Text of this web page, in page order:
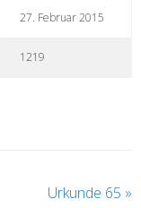
27. Februar 2015
1219
Urkunde 65 »